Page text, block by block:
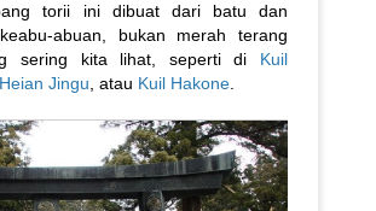
torii ini dibuat dari batu dan
abuan, bukan merah terang
sering kita lihat, seperti di Kuil
Jingu , atau Kuil Hakone